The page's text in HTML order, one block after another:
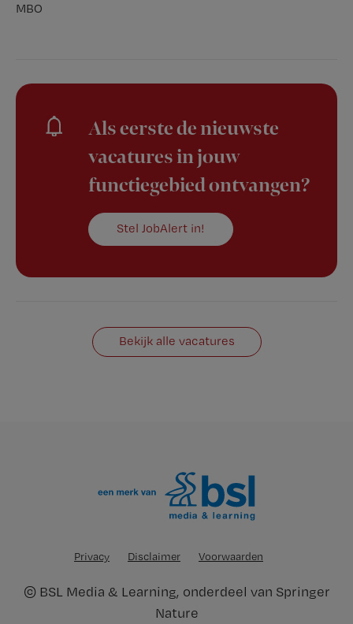
MBO
Als eerste de nieuwste
vacatures in jouw
functiegebied ontvangen?
Stel JobAlert in!
Bekijk alle vacatures
Privacy Disclaimer Voorwaarden
© BSL Media & Learning, onderdeel van Springer
Nature